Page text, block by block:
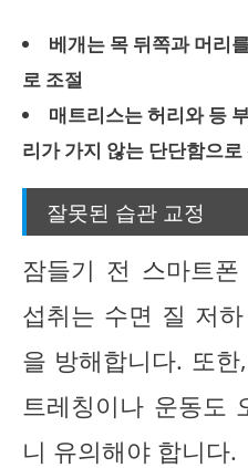
베개는 목 뒤쪽과 머리
로 조절
매트리스는 허리와 등
리가 가지 않는 단단함으로
잘못된 습관 교정
잠들기 전 스마트
섭취는 수면 질 저
을 방해합니다. 또
트레칭이나 운동도
니 유의해야 합니다.